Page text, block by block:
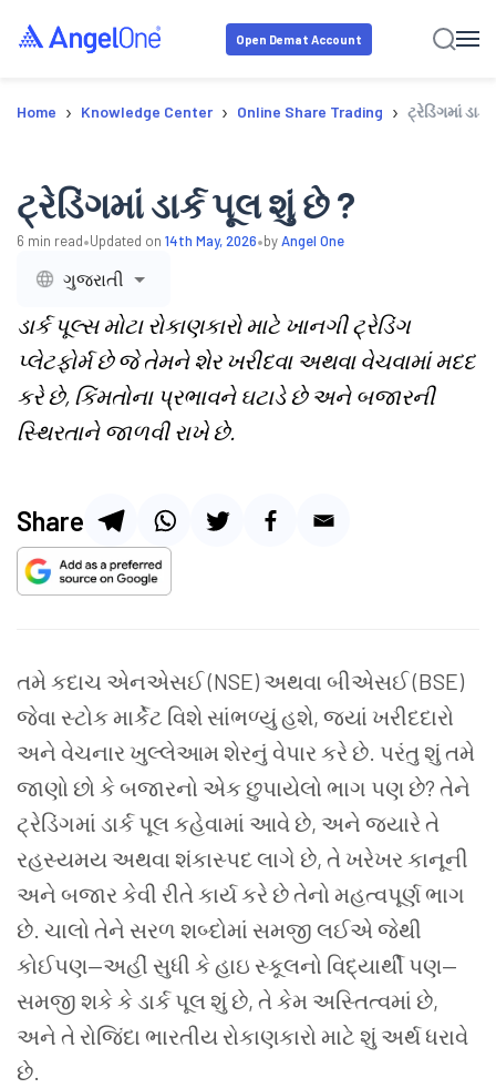
Open Demat Account
Home › Knowledge Center › Online Share Trading › ટ્રેડિંગમાં
ટ્રેડિંગમાં ડાર્ક પૂલ શું છે ?
6 min read•Updated on 14th May, 2026•byAngel One
ગુજરાતી
ડાર્ક પૂલ્સ મોટા રોકાણકારો માટે ખાનગી ટ્રેડિંગ
પ્લેટફોર્મ છે જે તેમને શેર ખરીદવા અથવા વેચવામાં મદદ
કરે છે, કિંમતોના પ્રભાવને ઘટાડે છે અને બજારની
સ્થિરતાને જાળવી રાખે છે.
Share
તમે કદાચ એનએસઈ (NSE) અથવા બીએસઈ (BSE)
જેવા સ્ટોક માર્કેટ વિશે સાંભળ્યું હશે, જ્યાં ખરીદદારો
અને વેચનાર ખુલ્લેઆમ શેરનું વેપાર કરે છે. પરંતુ શું તમે
જાણો છો કે બજારનો એક છુપાયેલો ભાગ પણ છે? તેને
ટ્રેડિંગમાં ડાર્ક પૂલ કહેવામાં આવે છે, અને જ્યારે તે
રહસ્યમય અથવા શંકાસ્પદ લાગે છે, તે ખરેખર કાનૂની
અને બજાર કેવી રીતે કાર્ય કરે છે તેનો મહત્વપૂર્ણ ભાગ
છે. ચાલો તેને સરળ શબ્દોમાં સમજી લઈએ જેથી
કોઈપણ—અહીં સુધી કે હાઇ સ્કૂલનો વિદ્યાર્થી પણ—
સમજી શકે કે ડાર્ક પૂલ શું છે, તે કેમ અસ્તિત્વમાં છે,
અને તે રોજિંદા ભારતીય રોકાણકારો માટે શું અર્થ ધરાવે
છે.